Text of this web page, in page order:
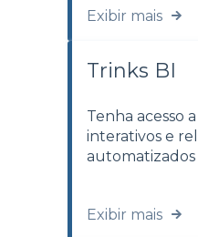
Exibir mais
Trinks BI
Tenha acesso
interativos e
automatizados
Exibir mais